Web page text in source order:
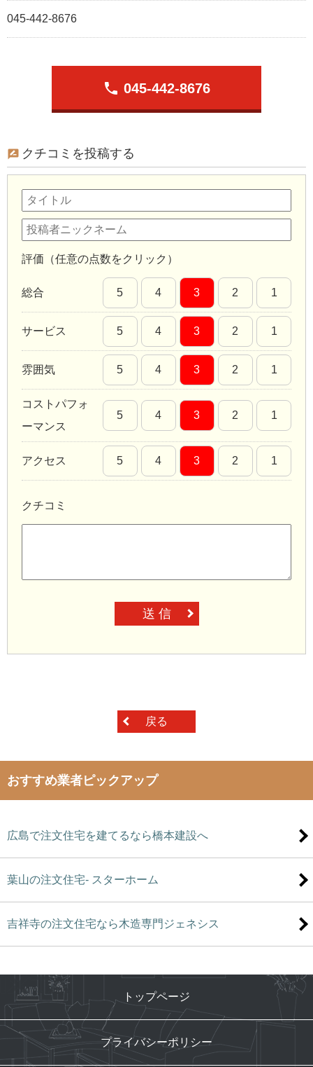
045-442-8676
phone 045-442-8676
クチコミを投稿する
評価（任意の点数をクリック）
総合 5 4 3 2 1
サービス 5 4 3 2 1
雰囲気 5 4 3 2 1
コストパフォ
ーマンス
5 4 3 2 1
アクセス 5 4 3 2 1
クチコミ
送 信
戻る
おすすめ業者ピックアップ
広島で注文住宅を建てるなら橋本建設へ
葉山の注文住宅- スターホーム
吉祥寺の注文住宅なら木造専門ジェネシス
トップページ
プライバシーポリシー